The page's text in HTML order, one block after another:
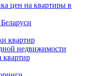
цен на квартиры в
квартир
недвижимости